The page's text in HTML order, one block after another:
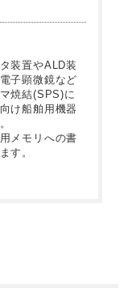
装置やALD装
子顕微鏡など
焼結(SPS)に
け船舶用機器
メモリへの書
す。